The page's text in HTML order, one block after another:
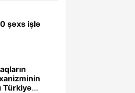
şəxs işlə
Türkiyə